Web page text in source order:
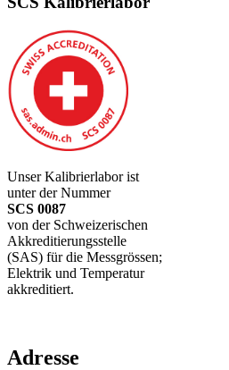
Unser Kalibrierlabor ist
unter der Nummer
SCS 0087
von der Schweizerischen
Akkreditierungsstelle
(SAS) für die Messgrössen;
Elektrik und Temperatur
akkreditiert.
Adresse